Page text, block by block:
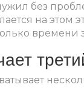
без
на этом
времени